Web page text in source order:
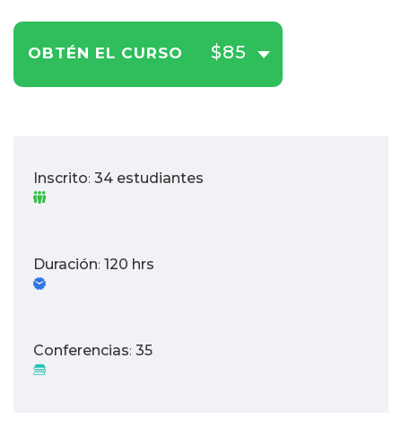
OBTÉN EL CURSO $85
Inscrito: 34 estudiantes
Duración: 120 hrs
Conferencias: 35